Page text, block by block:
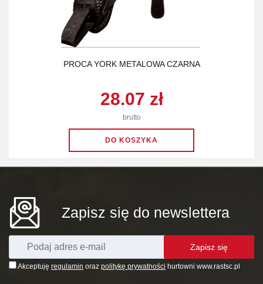
PROCA YORK METALOWA CZARNA
28.07 zł
brutto
Zapisz się do newslettera
Akceptuję regulamin oraz politykę prywatności hurtowni www.rastsc.pl
Zapisz się